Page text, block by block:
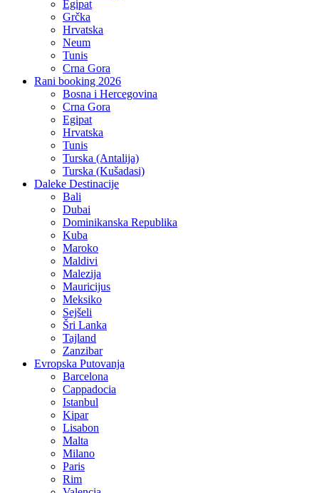
Egipat
Grčka
Hrvatska
Neum
Tunis
Crna Gora
Rani booking 2026
Bosna i Hercegovina
Crna Gora
Egipat
Hrvatska
Tunis
Turska (Antalija)
Turska (Kušadasi)
Daleke Destinacije
Bali
Dubai
Dominikanska Republika
Kuba
Maroko
Maldivi
Malezija
Mauricijus
Meksiko
Sejšeli
Šri Lanka
Tajland
Zanzibar
Evropska Putovanja
Barcelona
Cappadocia
Istanbul
Kipar
Lisabon
Malta
Milano
Paris
Rim